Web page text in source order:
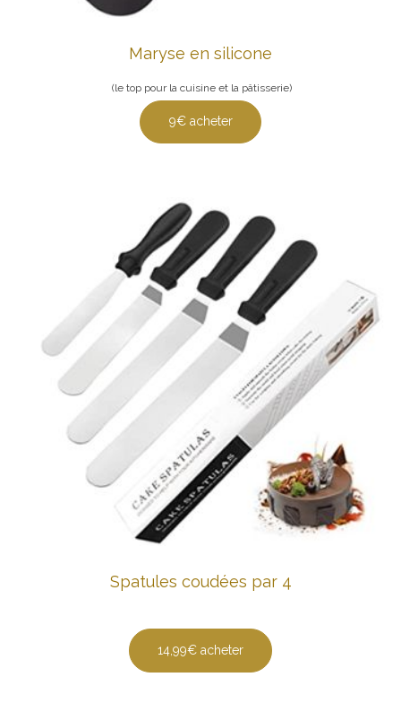
Maryse en silicone
(le top pour la cuisine et la pâtisserie)
9€ acheter
Spatules coudées par 4
14,99€ acheter